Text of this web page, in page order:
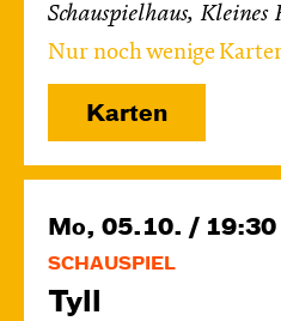
Schauspielhaus, Kleines
Nur noch wenige
Karten
Mo, 05.10. / 19:30
SCHAUSPIEL
Tyll